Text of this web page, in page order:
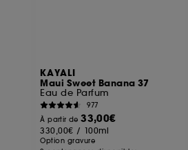
KAYALI
Maui Sweet Banana 37
Eau de Parfum
977
À partir de33,00€
330,00€ / 100ml
Option gravure